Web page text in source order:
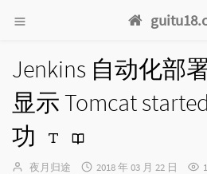
Jenkins 自动化部
显示 Tomcat
功
博
夜月归途
发
2018 年 03 月 22 日